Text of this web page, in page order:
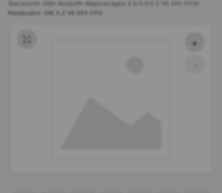
Startseite » » Auspuff » Abgasanlage »
»
Katalysator 166 3.2 V6 24V CF3